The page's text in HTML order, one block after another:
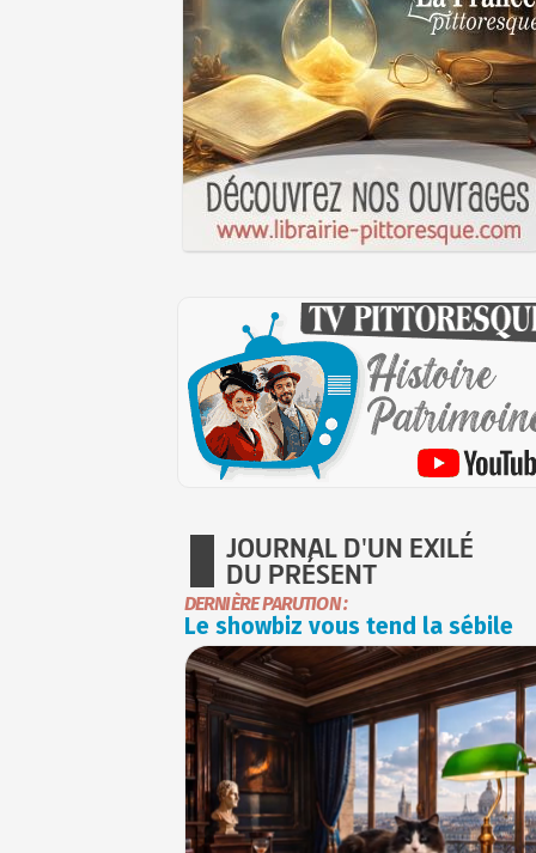
JOURNAL D'UN EXILÉ
DU PRÉSENT
DERNIÈRE PARUTION :
Le showbiz vous tend la sébile